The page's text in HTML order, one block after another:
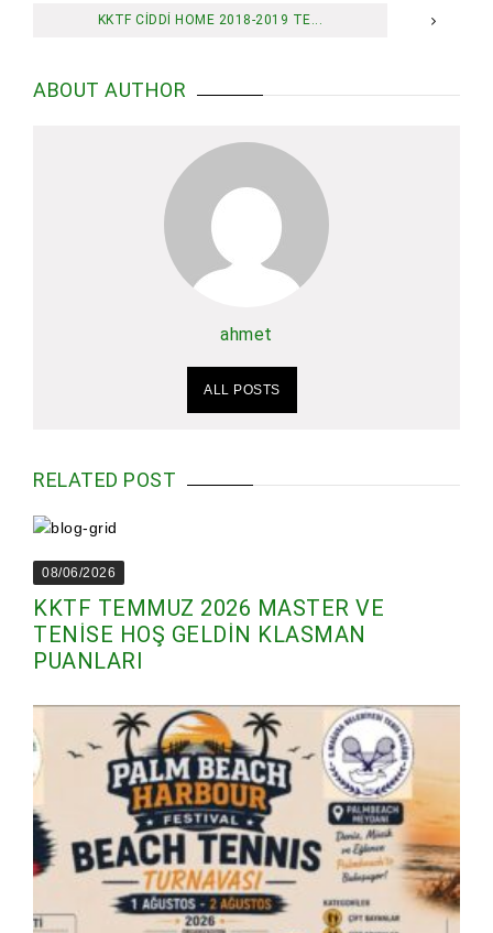
KKTF CİDDİ HOME 2018-2019 TE...
ABOUT AUTHOR
ahmet
ALL POSTS
RELATED POST
08/06/2026
KKTF TEMMUZ 2026 MASTER VE
TENİSE HOŞ GELDİN KLASMAN
PUANLARI